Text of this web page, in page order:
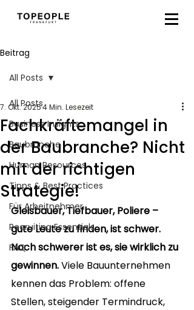
Beitrag
All Posts
Business Insights
Baubranche
Human Resources
Tipps & Best Practices
Für Arbeitnehmer
Recruiting Essentials
FAQ
All Posts
Fachkräftemangel in
der Baubranche? Nicht
mit der richtigen
Strategie!
7. Okt. 20254 Min. Lesezeit
Gleisbauer, Tiefbauer, Poliere –
gute Leute zu finden, ist schwer.
Noch schwerer ist es, sie wirklich zu
gewinnen. Viele Bauunternehmen
kennen das Problem: offene
Stellen, steigender Termindruck,